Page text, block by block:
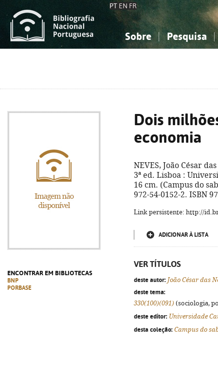
PT EN FR
Sobre Pesquisa
ENCONTRAR EM BIBLIOTECAS
BNP
PORBASE
Dois
economia
NEVES, João César
3ª ed. Lisboa :
16 cm. (Campus do
972-54-0152-2. ISBN
Link persistente: http://
ADICIONAR À LISTA
VER TÍTULOS
deste autor: João César das
deste tema:
330(100)(091) (sociologia,
deste editor: Universidade
desta coleção: Campus do